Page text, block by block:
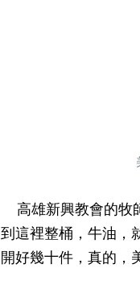
高雄新興教會的牧
到這裡整桶，牛油，
開好幾十件，真的，